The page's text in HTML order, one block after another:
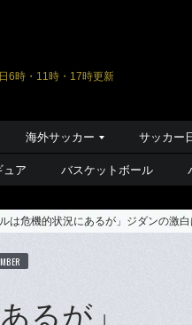
6時・11時・17時更新
海外サッカー サッカー
ュア バスケットボール
ルは危機的状況にあるが」ジダンの激
るが」